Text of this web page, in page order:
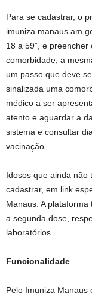
Para se cadastrar, o
18 a 59”, e
comorbidade, a
um passo que deve
sinalizada uma
médico a ser
atento e aguardar a
sistema e consultar
vacinação.
Idosos que ainda não
cadastrar, em link
Manaus. A
a segunda dose,
laboratórios.
Funcionalidade
Pelo Imuniza